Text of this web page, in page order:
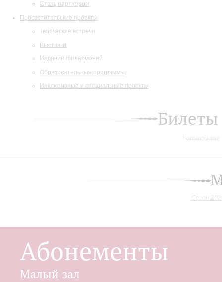
Стать партнером
Просветительские проекты
Творческие встречи
Выставки
Издания филармонии
Образовательные программы
Инклюзивные и специальные проекты
Сезон
Абонементы
Малый зал